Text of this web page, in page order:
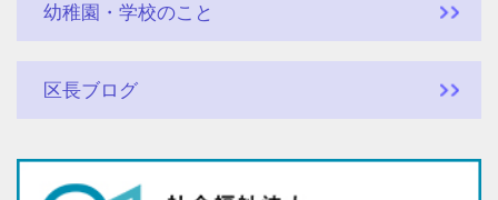
幼稚園・学校のこと
区長ブログ